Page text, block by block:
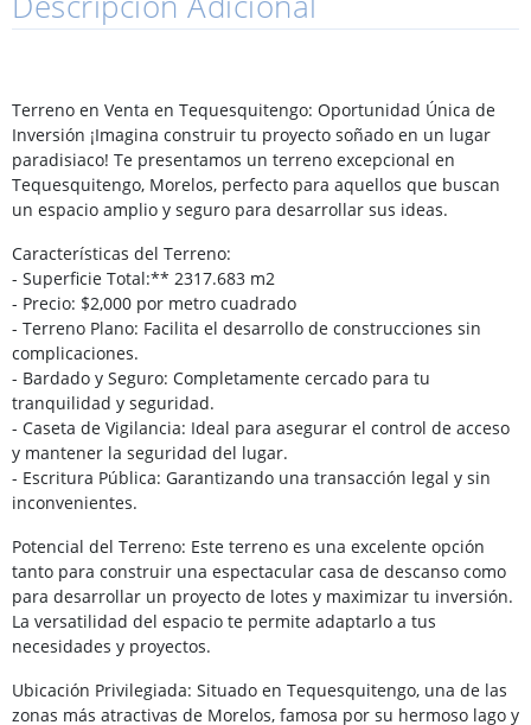
Terreno en Venta en Tequesquitengo: Oportunidad Única de
Inversión ¡Imagina construir tu proyecto soñado en un lugar
paradisiaco! Te presentamos un terreno excepcional en
Tequesquitengo, Morelos, perfecto para aquellos que buscan
un espacio amplio y seguro para desarrollar sus ideas.
Características del Terreno:
- Superficie Total:** 2317.683 m2
- Precio: $2,000 por metro cuadrado
- Terreno Plano: Facilita el desarrollo de construcciones sin
complicaciones.
- Bardado y Seguro: Completamente cercado para tu
tranquilidad y seguridad.
- Caseta de Vigilancia: Ideal para asegurar el control de acceso
y mantener la seguridad del lugar.
- Escritura Pública: Garantizando una transacción legal y sin
inconvenientes.
Potencial del Terreno: Este terreno es una excelente opción
tanto para construir una espectacular casa de descanso como
para desarrollar un proyecto de lotes y maximizar tu inversión.
La versatilidad del espacio te permite adaptarlo a tus
necesidades y proyectos.
Ubicación Privilegiada: Situado en Tequesquitengo, una de las
zonas más atractivas de Morelos, famosa por su hermoso lago y